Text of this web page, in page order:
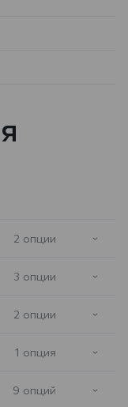
2 опции
3 опции
2 опции
1 опция
9 опций